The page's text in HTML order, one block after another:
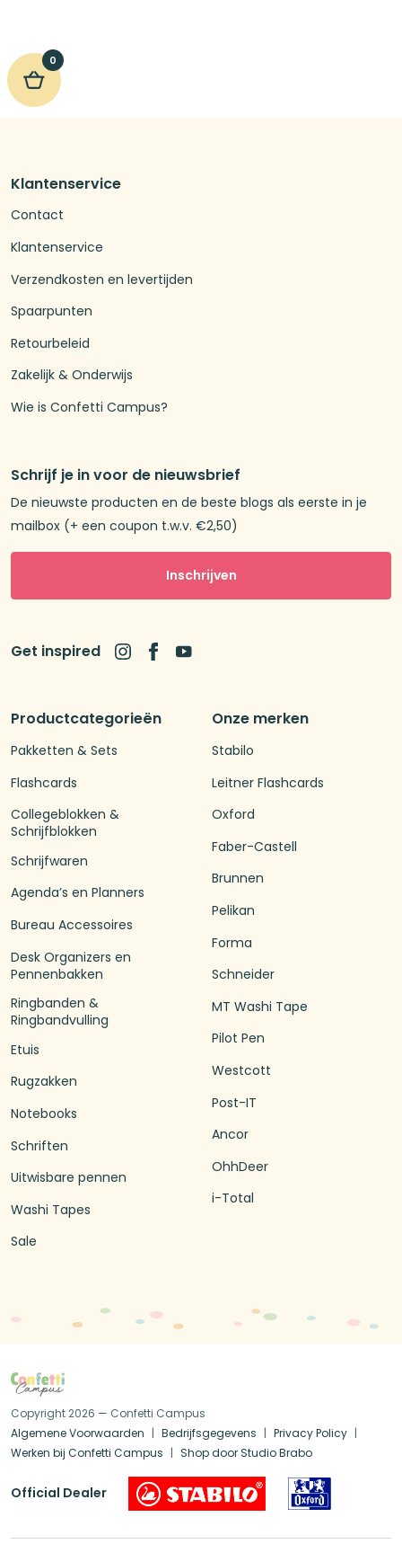
0
Productcategorieën
Pakketten & Sets
Flashcards
Collegeblokken &
Schrijfblokken
Schrijfwaren
Agenda’s en Planners
Bureau Accessoires
Desk Organizers en
Pennenbakken
Ringbanden &
Ringbandvulling
Etuis
Rugzakken
Notebooks
Schriften
Uitwisbare pennen
Washi Tapes
Sale
Onze merken
Stabilo
Leitner Flashcards
Oxford
Faber-Castell
Brunnen
Pelikan
Forma
Schneider
MT Washi Tape
Pilot Pen
Westcott
Post-IT
Ancor
OhhDeer
i-Total
Klantenservice
Contact
Klantenservice
Verzendkosten en levertijden
Spaarpunten
Retourbeleid
Zakelijk & Onderwijs
Wie is Confetti Campus?
Schrijf je in voor de nieuwsbrief
De nieuwste producten en de beste blogs als eerste in je
mailbox (+ een coupon t.w.v. €2,50)
Inschrijven
Get inspired
Copyright 2026 — Confetti Campus
Algemene Voorwaarden
Bedrijfsgegevens
Privacy Policy
Werken bij Confetti Campus
Shop door Studio Brabo
Official Dealer